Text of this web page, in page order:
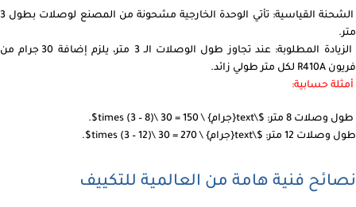
الشحنة القياسية: تأتي الوحدة الخارجية مشحونة من المصنع لوصلات بطول 3
متر.
الزيادة المطلوبة: عند تجاوز طول الوصلات الـ 3 متر، يلزم إضافة 30 جرام من
فريون R410A لكل متر طولي زائد.
أمثلة حسابية:
طول وصلات 8 متر: $\text{جرام} \ 150 = 30 \times (3 – 8)$.
طول وصلات 12 متر: $\text{جرام} \ 270 = 30 \times (3 – 12)$.
نصائح فنية هامة من العالمية للتكييف